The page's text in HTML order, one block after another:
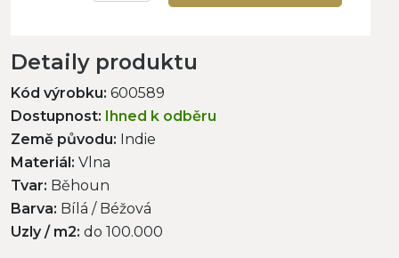
Detaily produktu
Kód výrobku: 600589
Dostupnost: Ihned k odběru
Země původu: Indie
Materiál: Vlna
Tvar: Běhoun
Barva: Bílá / Béžová
Uzly / m2: do 100.000